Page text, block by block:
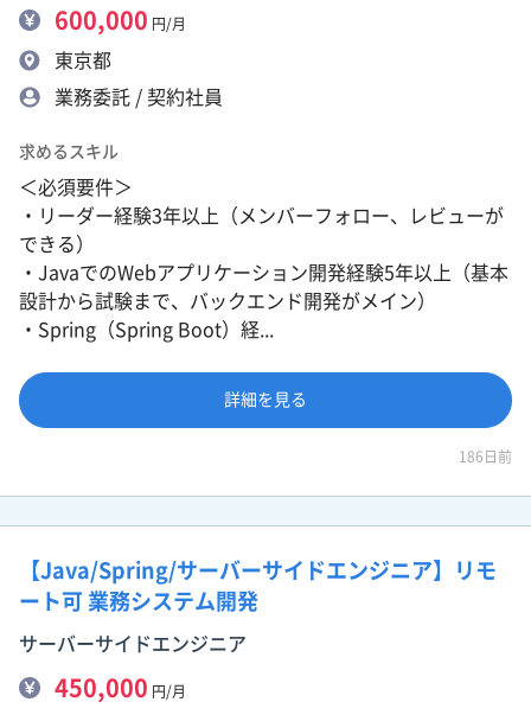
600,000 円/月
東京都
業務委託 / 契約社員
求めるスキル
＜必須要件＞
・リーダー経験3年以上（メンバーフォロー、レビューが
できる）
・JavaでのWebアプリケーション開発経験5年以上（基本
設計から試験まで、バックエンド開発がメイン）
・Spring（Spring Boot）経...
詳細を見る
186日前
【Java/Spring/サーバーサイドエンジニア】リモ
ート可 業務システム開発
サーバーサイドエンジニア
450,000 円/月